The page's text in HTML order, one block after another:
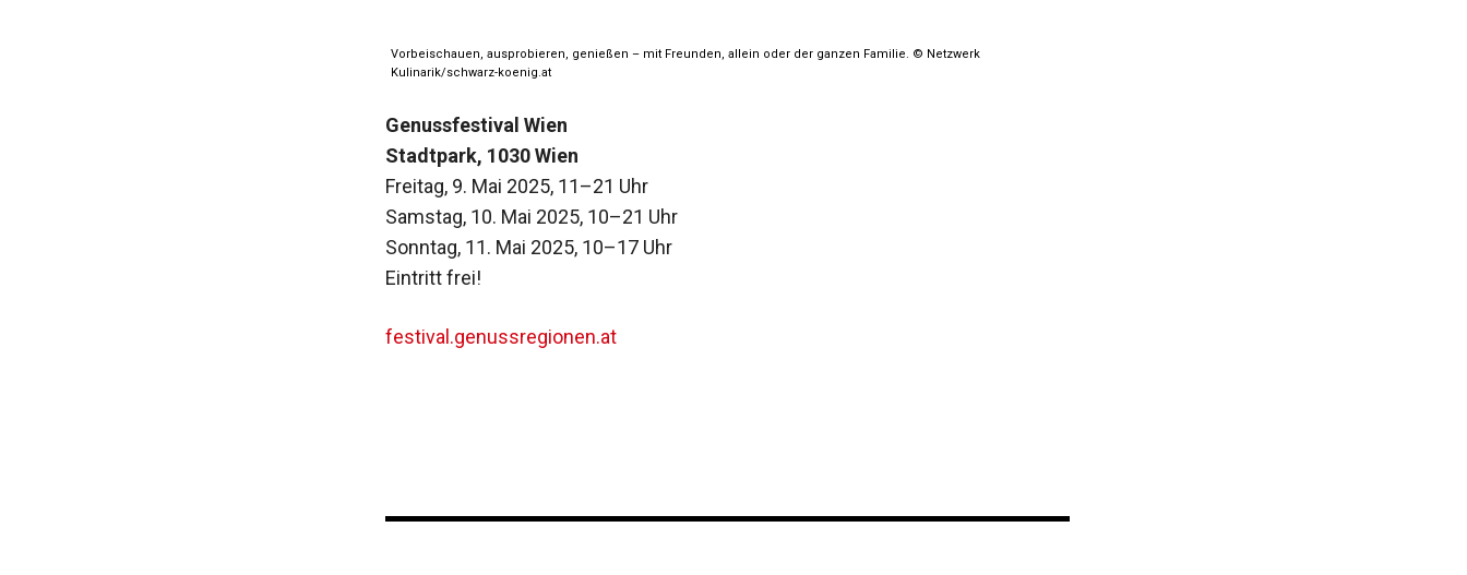
Vorbeischauen, ausprobieren, genießen – mit Freunden, allein oder der ganzen Familie. © Netzwerk
Kulinarik/schwarz-koenig.at
Genussfestival Wien
Stadtpark, 1030 Wien
Freitag, 9. Mai 2025, 11–21 Uhr
Samstag, 10. Mai 2025, 10–21 Uhr
Sonntag, 11. Mai 2025, 10–17 Uhr
Eintritt frei!
festival.genussregionen.at